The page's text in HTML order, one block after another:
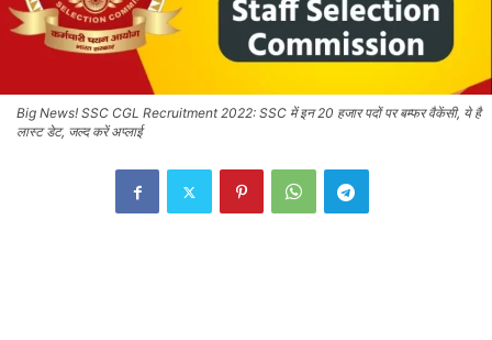
Big News! SSC CGL Recruitment 2022: SSC में इन 20 हजार पदों पर बम्फर वैकेंसी, ये है
लास्ट डेट, जल्द करें अप्लाई